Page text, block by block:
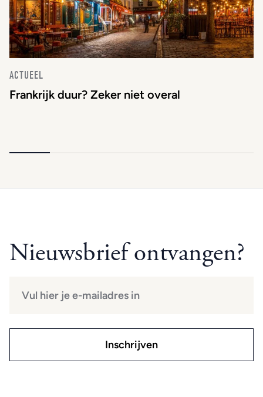
ACTUEEL
Frankrijk duur? Zeker niet overal
Nieuwsbrief ontvangen?